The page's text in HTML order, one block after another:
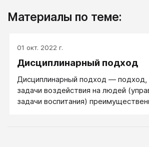
Материалы по теме:
01 окт. 2022 г.
Дисциплинарный подход
Дисциплинарный подход ―
задачи воздействия на людей
задачи воспитания)